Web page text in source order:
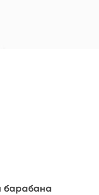
барабана